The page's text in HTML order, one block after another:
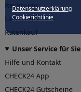
Datenschutzerklärung
Cookierichtlinie
Rechnung
Lastschrift
Ratenkauf
Unser Service für Sie
Hilfe und Kontakt
CHECK24 App
CHECK24 Gutscheine